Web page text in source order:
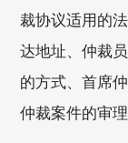
裁协议适用的
达地址、仲裁
的方式、首席
仲裁案件的审理